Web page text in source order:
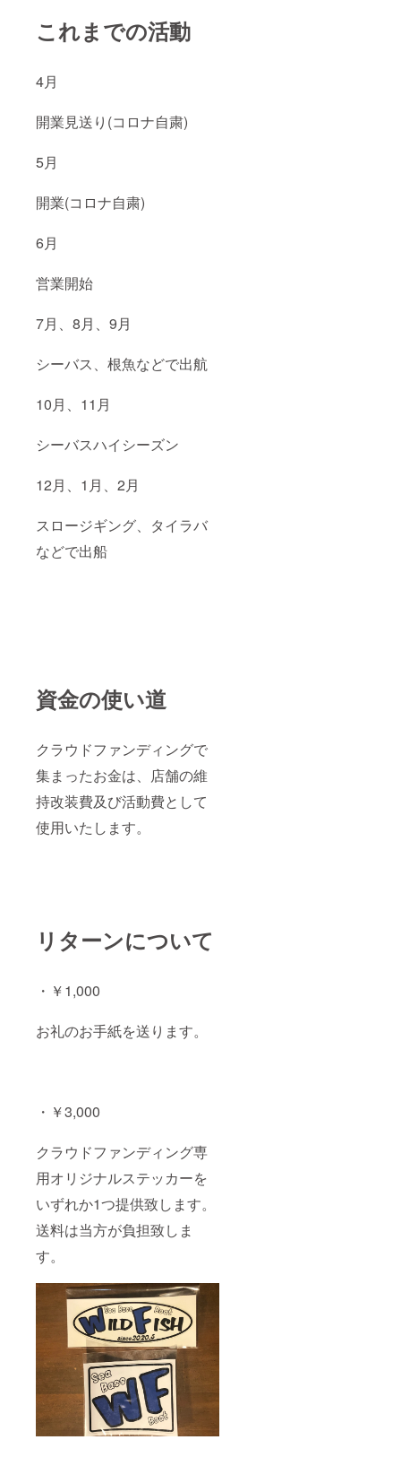
これまでの活動
4月
開業見送り(コロナ自粛)
5月
開業(コロナ自粛)
6月
営業開始
7月、8月、9月
シーバス、根魚などで出航
10月、11月
シーバスハイシーズン
12月、1月、2月
スロージギング、タイラバ
などで出船
資金の使い道
クラウドファンディングで
集まったお金は、店舗の維
持改装費及び活動費として
使用いたします。
リターンについて
・￥1,000
お礼のお手紙を送ります。
・￥3,000
クラウドファンディング専
用オリジナルステッカーを
いずれか1つ提供致します。
送料は当方が負担致しま
す。